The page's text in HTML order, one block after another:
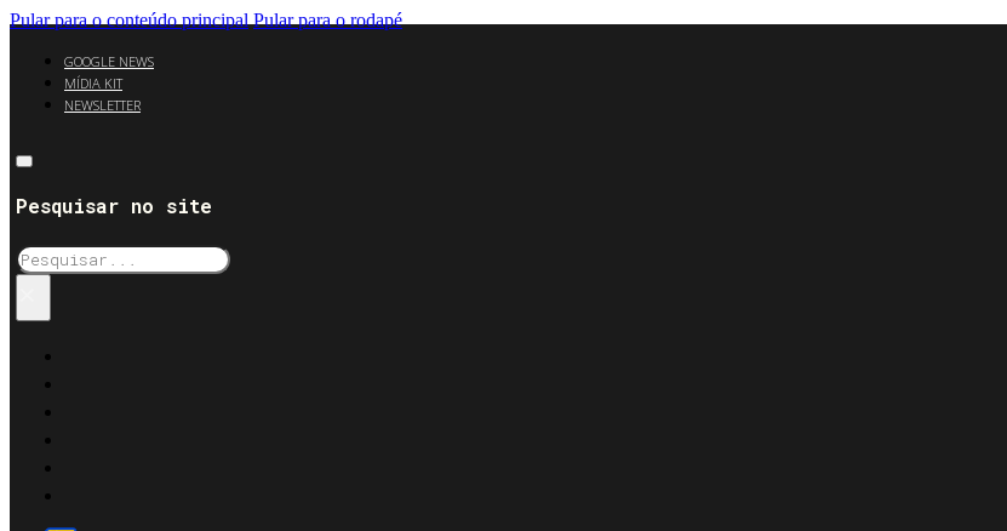
Pular para o conteúdo principal Pular para o rodapé
GOOGLE NEWS
MÍDIA KIT
NEWSLETTER
Pesquisar no site
Pesquisar